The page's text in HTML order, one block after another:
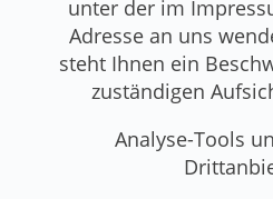
unter der im
Adresse an uns
steht Ihnen ein
zuständigen
Analyse-Tools